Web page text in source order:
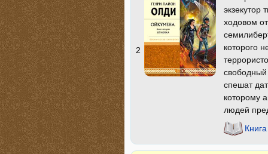
2
экзекутор
ходовом
которого
спешат
которому
людей